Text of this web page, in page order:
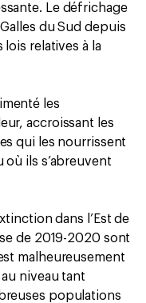
Le défrichage
du Sud depuis
relatives à la
les
accroissant les
qui les nourrissent
où ils s’abreuvent
dans l’Est de
de 2019-2020 sont
malheureusement
niveau tant
populations